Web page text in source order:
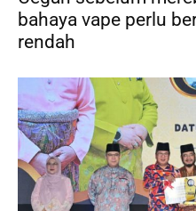
bahaya vape perlu
rendah